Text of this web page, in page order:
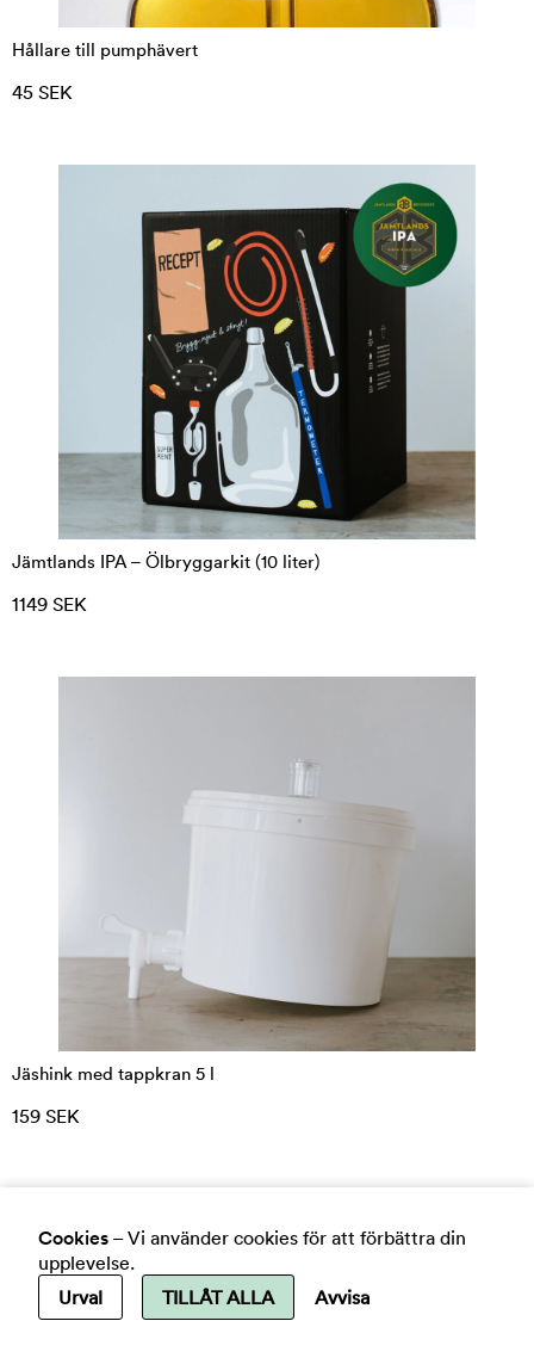
Hållare till pumphävert
45 SEK
Jämtlands IPA – Ölbryggarkit (10 liter)
1149 SEK
Jäshink med tappkran 5 l
159 SEK
Cookies –Vi använder cookies för att förbättra din
upplevelse.
Urval
TILLÅT ALLA Avvisa